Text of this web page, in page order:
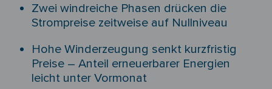
Zwei windreiche Phasen drücken die
Strompreise zeitweise auf Nullniveau
Hohe Winderzeugung senkt kurzfristig
Preise – Anteil erneuerbarer Energien
leicht unter Vormonat